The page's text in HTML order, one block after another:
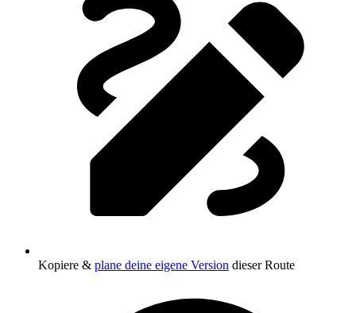
Kopiere & plane deine eigene Version dieser Route